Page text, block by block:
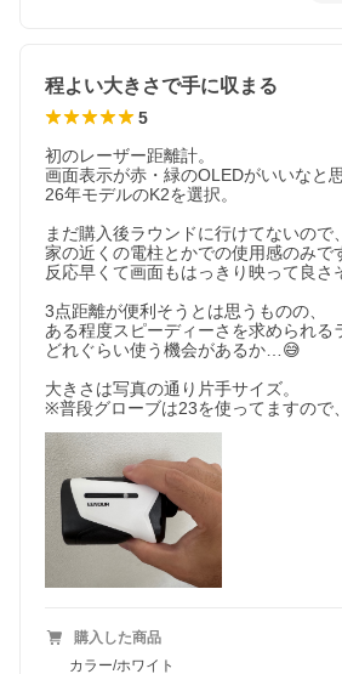
程よい大きさで手に収まる
5
初のレーザー距離計。
画面表示が赤・緑のOLEDがいいなと
26年モデルのK2を選択。
まだ購入後ラウンドに行けてないので、
家の近くの電柱とかでの使用感のみで
反応早くて画面もはっきり映って良さ
3点距離が便利そうとは思うものの、
ある程度スピーディーさを求められる
どれぐらい使う機会があるか…😅
大きさは写真の通り片手サイズ。
※普段グローブは23を使ってますので
購入した商品
カラー/ホワイト